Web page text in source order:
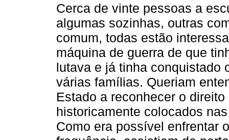
Cerca de vinte pessoas a
algumas sozinhas, outras
comum, todas estão
máquina de guerra de que
lutava e já tinha conquistado
várias famílias. Queriam
Estado a reconhecer o
historicamente colocados
Como era possível enfrentar